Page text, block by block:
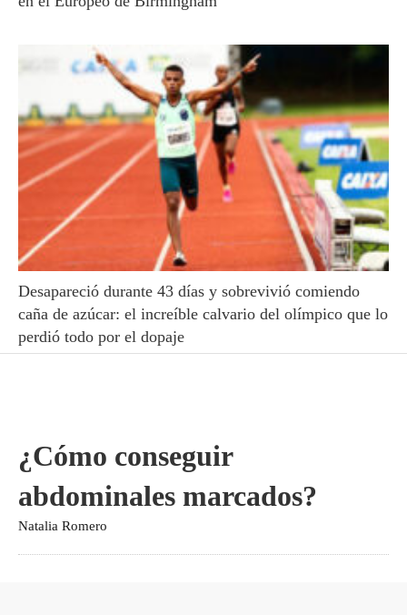
Desapareció durante 43 días y sobrevivió comiendo
caña de azúcar: el increíble calvario del olímpico que lo
perdió todo por el dopaje